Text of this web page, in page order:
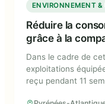
ENVIRONNEMENT &
Réduire la
grâce à la
Dans le cadre de
exploitations
reçu pendant 11